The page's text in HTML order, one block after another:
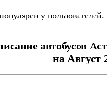
у
автобусов
на Август